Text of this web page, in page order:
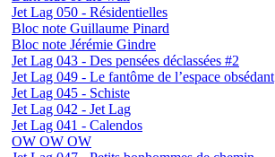
Jet Lag 050 - Résidentielles
Bloc note Guillaume Pinard
Bloc note Jérémie Gindre
Jet Lag 043 - Des pensées déclassées #2
Jet Lag 049 - Le fantôme de l’espace obsédant
Jet Lag 045 - Schiste
Jet Lag 042 - Jet Lag
Jet Lag 041 - Calendos
OW OW OW